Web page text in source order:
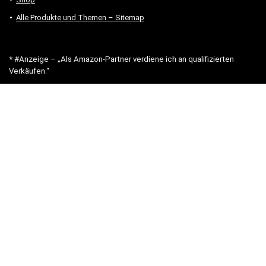
Alle Produkte und Themen – Sitemap
* #Anzeige – „Als Amazon-Partner verdiene ich an qualifizierten
Verkäufen.“